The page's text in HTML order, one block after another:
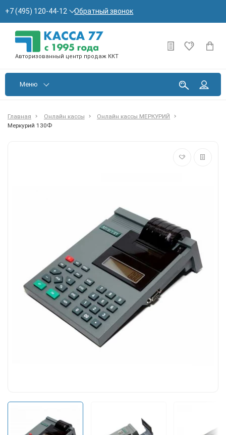
+7 (495) 120-44-12 Обратный звонок
Авторизованный центр продаж ККТ
Меню
Главная Онлайн кассы
Онлайн кассы МЕРКУРИЙ
Меркурий 130Ф